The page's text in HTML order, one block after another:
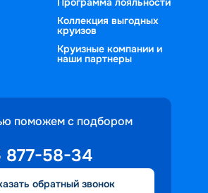
Коллекция выгодных
круизов
Круизные компании и
наши партнеры
поможем с подбором
877-58-34
обратный звонок